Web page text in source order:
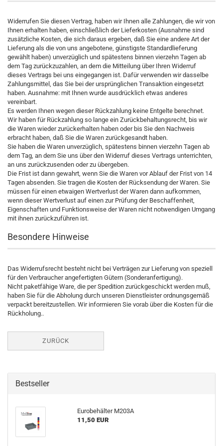
Widerrufen Sie diesen Vertrag, haben wir Ihnen alle Zahlungen, die wir von
Ihnen erhalten haben, einschließlich der Lieferkosten (Ausnahme sind
zusätzliche Kosten, die sich daraus ergeben, daß Sie eine andere Art der
Lieferung als die von uns angebotene, günstigste Standardlieferung
gewählt haben) unverzüglich und spätestens binnen vierzehn Tagen ab
dem Tag zurückzuzahlen, an dem die Mitteilung über Ihren Widerruf
dieses Vertrags bei uns eingegangen ist. Dafür verwenden wir dasselbe
Zahlungsmittel, das Sie bei der ursprünglichen Transaktion eingesetzt
haben. Ausnahme: mit Ihnen wurde ausdrücklich etwas anderes
vereinbart.
Es werden Ihnen wegen dieser Rückzahlung keine Entgelte berechnet.
Wir haben für Rückzahlung so lange ein Zurückbehaltungsrecht, bis wir
die Waren wieder zurückerhalten haben oder bis Sie den Nachweis
erbracht haben, daß Sie die Waren zurückgesandt haben.
Sie haben die Waren unverzüglich, spätestens binnen vierzehn Tagen ab
dem Tag, an dem Sie uns über den Widerruf dieses Vertrags unterrichten,
an uns zurückzusenden oder zu übergeben.
Die Frist ist dann gewahrt, wenn Sie die Waren vor Ablauf der Frist von 14
Tagen absenden. Sie tragen die Kosten der Rücksendung der Waren. Sie
müssen für einen etwaigen Wertverlust der Waren dann aufkommen,
wenn dieser Wertverlust auf einen zur Prüfung der Beschaffenheit,
Eigenschaften und Funktionsweise der Waren nicht notwendigen Umgang
mit ihnen zurückzuführen ist.
Besondere Hinweise
Das Widerrufsrecht besteht nicht bei Verträgen zur Lieferung von speziell
für den Verbraucher angefertigten Gütern (Sonderanfertigung).
Nicht paketfähige Ware, die per Spedition zurückgeschickt werden muß,
haben Sie für die Abholung durch unseren Dienstleister ordnungsgemäß
verpackt bereitzustellen. Wir informieren Sie vorab über die Kosten für die
Rückholung..
ZURÜCK
Bestseller
Eurobehälter M203A
11,50 EUR